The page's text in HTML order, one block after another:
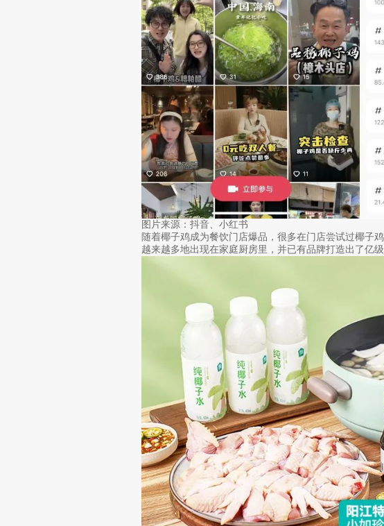
图片来源：抖音、小红书
随着椰子鸡成为餐饮门店爆品，很多在门店尝试过椰子
越来越多地出现在家庭厨房里，并已有品牌打造出了亿级